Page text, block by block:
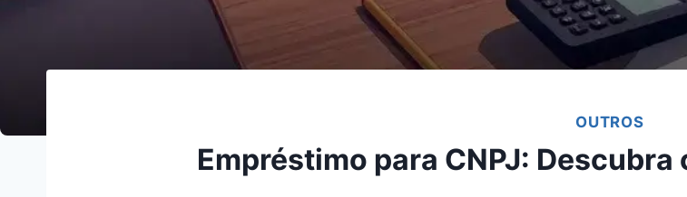
OUTROS
Empréstimo para CNPJ: